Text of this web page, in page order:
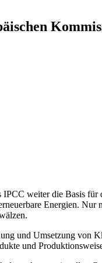
weiter die Basis
Energien. Nur
und Umsetzung von
und